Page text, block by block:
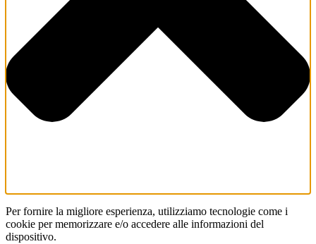
Per fornire la migliore esperienza, utilizziamo tecnologie come i
cookie per memorizzare e/o accedere alle informazioni del
dispositivo.